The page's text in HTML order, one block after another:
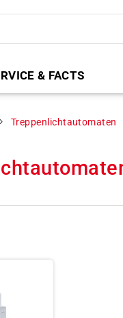
& FACTS
Treppenlichtautomaten